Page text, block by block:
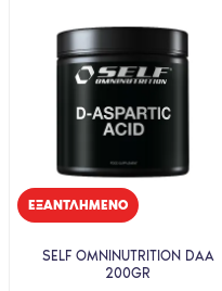
EΞΑΝΤΛΗΜΈΝΟ
SELF OMNINUTRITION DAA
200GR